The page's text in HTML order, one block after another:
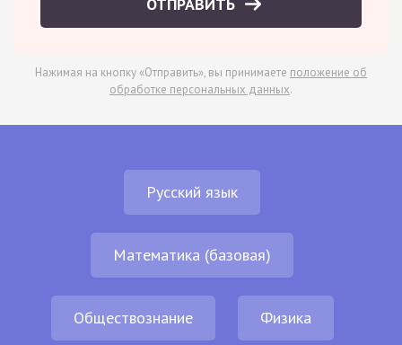
ОТПРАВИТЬ
Нажимая на кнопку «Отправить», вы принимаете положение об
обработке персональных данных.
Русский язык
Математика (базовая)
Обществознание Физика